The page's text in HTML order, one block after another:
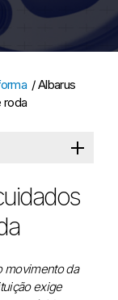
/Albarus
roda
movimento da
exige